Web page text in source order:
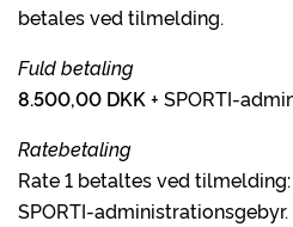
betales ved tilmelding.
Fuld betaling
8.500,00 DKK+ SPORTI-
Ratebetaling
Rate 1 betaltes ved
SPORTI-administrationsgebyr.